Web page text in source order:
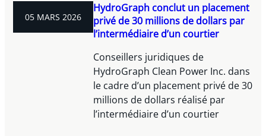
05 MARS 2026
HydroGraph conclut un placement
privé de 30 millions de dollars par
l’intermédiaire d’un courtier
Conseillers juridiques de
HydroGraph Clean Power Inc. dans
le cadre d’un placement privé de 30
millions de dollars réalisé par
l’intermédiaire d’un courtier